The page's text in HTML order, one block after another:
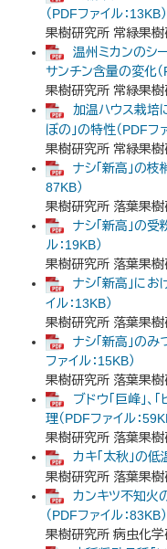
（PDFファイル：13KB）
果樹研究所 常緑果樹
温州ミカンのシ
サンチン含量の変化（
果樹研究所 常緑果樹
加温ハウス栽培
ぼの」の特性（PDFフ
果樹研究所 常緑果樹
ナシ「新高」の
87KB）
果樹研究所 落葉果樹
ナシ「新高」の
ル：19KB）
果樹研究所 落葉果樹
ナシ「新高」に
イル：13KB）
果樹研究所 落葉果樹
ナシ「新高」の
ファイル：15KB）
果樹研究所 落葉果樹
ブドウ「巨峰」
理（PDFファイル：
果樹研究所 落葉果樹
カキ「太秋」の低
果樹研究所 落葉果樹
カンキツ不知火
（PDFファイル：83KB）
果樹研究所 病虫化学